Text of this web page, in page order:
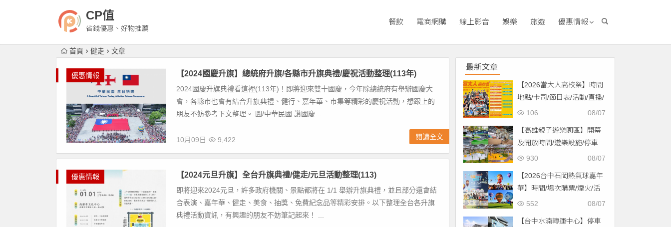
CP值
省錢優惠、好物推薦
餐飲 電商網購 線上影音 娛樂 旅遊 優惠情報
首頁 健走 文章
優惠情報 【2024國慶升旗】總統府升旗/各縣市升旗典禮/慶祝活動整理(113年)
2024國慶升旗典禮看這裡(113年)！即將迎來雙十國慶，今年除總統府有舉辦國慶大
會，各縣市也會有結合升旗典禮、健行、嘉年華、市集等精彩的慶祝活動，想跟上的
朋友不妨參考下文整理。 圖/中華民國 讚國慶...
10月09日 9,422 閱讀全文
優惠情報 【2024元旦升旗】全台升旗典禮/健走/元旦活動整理(113)
即將迎來2024元旦，許多政府機關、景點都將在 1/1 舉辦升旗典禮，並且部分還會結
合表演、嘉年華、健走、美食、抽獎、免費紀念品等精彩安排。以下整理全台各升旗
典禮活動資訊，有興趣的朋友不妨筆記起來！ ...
最新文章
【2026當大人高校祭】時間
地點/卡司/節目表/活動/直播/
交通，免費入場！
08/07
106
【高雄親子遊樂園區】開幕
及開放時間/遊樂設施/停車
場/交通一次看！
08/07
930
【2026台中石岡熱氣球嘉年
華】時間/場次購票/煙火/活
動/交通，土牛運動公園登08/07
552
【台中水湳轉運中心】停車